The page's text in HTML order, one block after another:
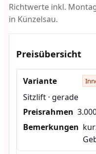
Richtwerte inkl.
in Künzelsau.
Preisübersicht
Sitzlift · gerade